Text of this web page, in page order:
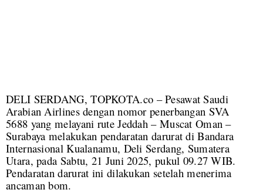
DELI SERDANG, TOPKOTA.co – Pesawat Saudi
Arabian Airlines dengan nomor penerbangan SVA
5688 yang melayani rute Jeddah – Muscat Oman –
Surabaya melakukan pendaratan darurat di Bandara
Internasional Kualanamu, Deli Serdang, Sumatera
Utara, pada Sabtu, 21 Juni 2025, pukul 09.27 WIB.
Pendaratan darurat ini dilakukan setelah menerima
ancaman bom.